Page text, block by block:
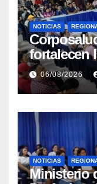
NOTICIAS
fortalecen
municipios
06/08/2026
NOTICIAS
Ministerio